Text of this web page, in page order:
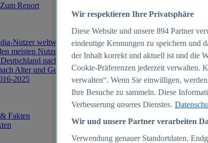
Zum Report
Nutzer weltweit 2012-2025
meisten Nutzern weltweit 2025
nach Generationen 2025
Alter und Geschlecht in Deutschland 2025
2025
Fakten
Wir respektieren Ihre Privatsphäre
Diese Website und unsere 894 Partner
eindeutige Kennungen zu speichern und
der Inhalt korrekt und aktuell ist und die
Cookie-Präferenzen jederzeit verwalten.
verwalten“. Wenn Sie einwilligen,
Ihre Besuche zu sammeln. Diese
Verbesserung unseres Dienstes.
Wir und unsere Partner verarbeiten
Verwendung genauer Standortdaten.